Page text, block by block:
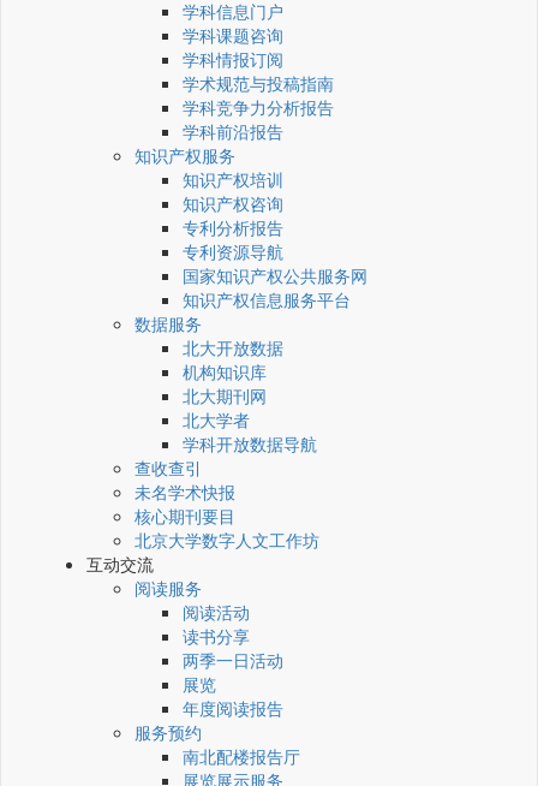
学科信息门户
学科课题咨询
学科情报订阅
学术规范与投稿指南
学科竞争力分析报告
学科前沿报告
知识产权服务
知识产权培训
知识产权咨询
专利分析报告
专利资源导航
国家知识产权公共服务网
知识产权信息服务平台
数据服务
北大开放数据
机构知识库
北大期刊网
北大学者
学科开放数据导航
查收查引
未名学术快报
核心期刊要目
北京大学数字人文工作坊
互动交流
阅读服务
阅读活动
读书分享
两季一日活动
展览
年度阅读报告
服务预约
南北配楼报告厅
展览展示服务